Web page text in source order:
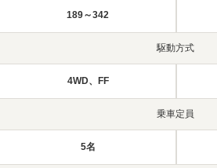
189～342
駆動方式
4WD、FF
乗車定員
5名